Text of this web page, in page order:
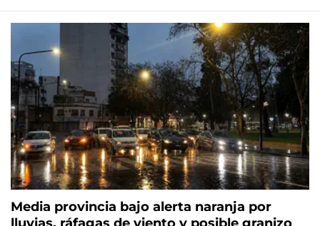
Media provincia bajo alerta naranja por